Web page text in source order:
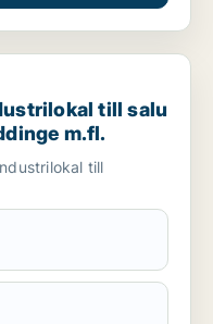
till salu i Järfälla, Ekerö
till salu
m.fl.
till